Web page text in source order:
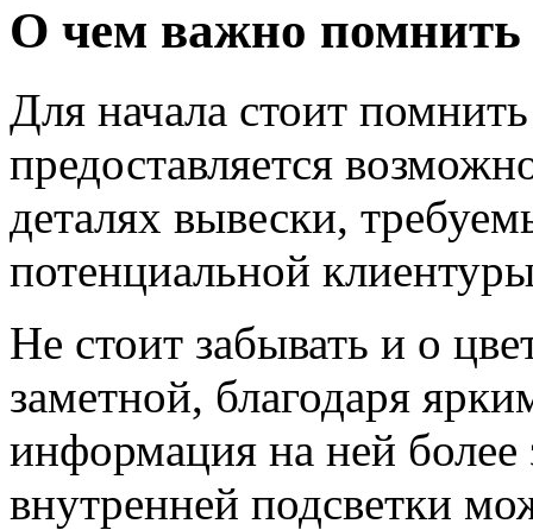
О чем важно помнить
Для начала стоит
предоставляется
деталях вывески,
потенциальной
Не стоит забывать и о
заметной, благодаря
информация на ней
внутренней подсветки